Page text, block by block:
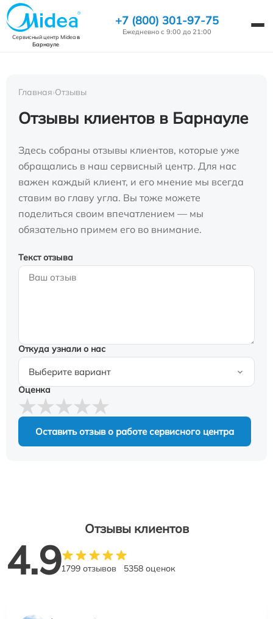
Сервисный центр Mideaв
Барнауле
+7 (800) 301-97-75
Ежедневно с 9:00 до 21:00
Главная›Отзывы
Отзывы клиентов в Барнауле
Здесь собраны отзывы клиентов, которые уже
обращались в наш сервисный центр. Для нас
важен каждый клиент, и его мнение мы всегда
ставим во главу угла. Вы тоже можете
поделиться своим впечатлением — мы
обязательно примем его во внимание.
Текст отзыва
Откуда узнали о нас
Оценка
Оставить отзыв о работе сервисного центра
Отзывы клиентов
4.91799 отзывов 5358 оценок